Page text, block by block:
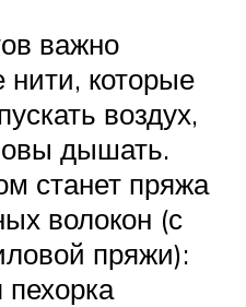
важно
нити, которые
воздух,
дышать.
станет пряжа
волокон (с
пряжи):
пехорка